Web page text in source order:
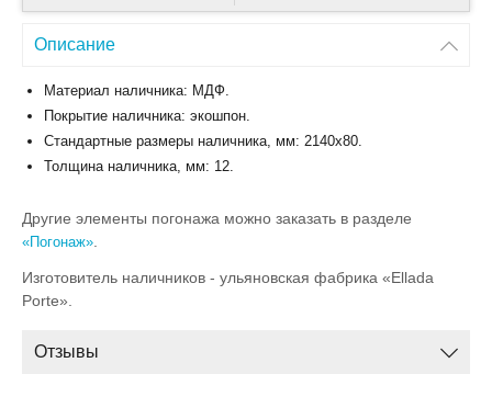
Описание
Материал наличника: МДФ.
Покрытие наличника: экошпон.
Стандартные размеры наличника, мм: 2140x80.
Толщина наличника, мм: 12.
Другие элементы погонажа можно заказать в разделе
«Погонаж»
Изготовитель наличников - ульяновская фабрика «Ellada
Porte».
Отзывы